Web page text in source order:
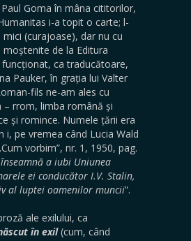
Goma în mâna cititorilor,
i-a topit o carte; l-
(curajoase), dar nu cu
de la Editura
ca traducătoare,
Pauker, în grația lui Valter
fils ne-am ales cu
rrom, limba română și
și romince. Numele țării era
i, pe vremea când Lucia Wald
vorbim”, nr. 1, 1950, pag.
a iubi Uniunea
ei conducător I.V. Stalin,
al luptei oamenilor muncii”.
ale exilului, ca
în exil (cum, când